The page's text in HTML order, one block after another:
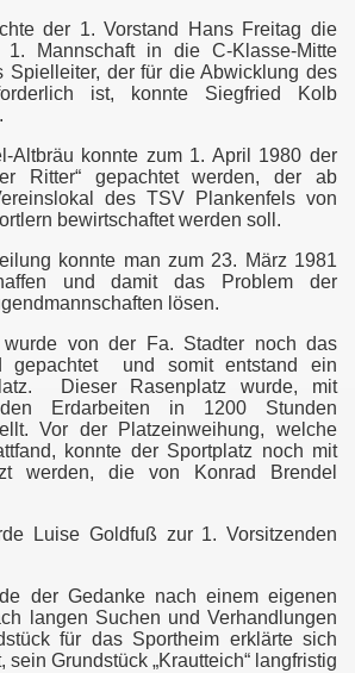
der 1. Vorstand Hans Freitag die
1. Mannschaft in die C-Klasse-Mitte
Spielleiter, der für die Abwicklung des
ist, konnte Siegfried Kolb
Altbräu konnte zum 1. April 1980 der
Ritter“ gepachtet werden, der ab
des TSV Plankenfels von
bewirtschaftet werden soll.
konnte man zum 23. März 1981
und damit das Problem der
lösen.
von der Fa. Stadter noch das
gepachtet
und somit entstand ein
Dieser Rasenplatz wurde, mit
Erdarbeiten in 1200 Stunden
Vor der Platzeinweihung, welche
konnte der Sportplatz noch mit
werden, die von Konrad Brendel
Luise Goldfuß zur 1. Vorsitzenden
der Gedanke nach einem eigenen
langen Suchen und Verhandlungen
für das Sportheim erklärte sich
sein Grundstück „Krautteich“ langfristig